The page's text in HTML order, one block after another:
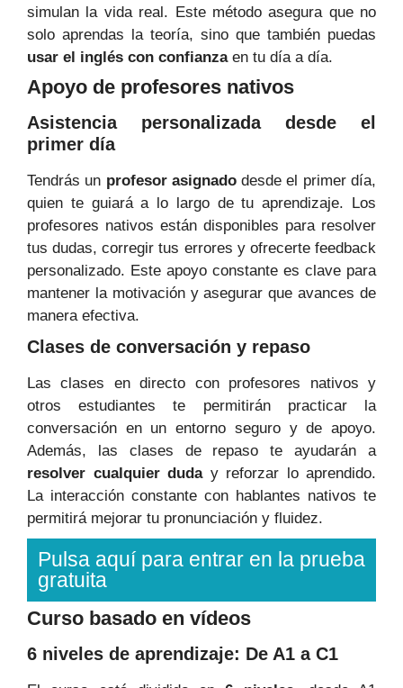
simulan la vida real. Este método asegura que no
solo aprendas la teoría, sino que también puedas
usar el inglés con confianzaen tu día a día.
Apoyo de profesores nativos
Asistencia personalizada desde el
primer día
Tendrás un profesor asignadodesde el primer día,
quien te guiará a lo largo de tu aprendizaje. Los
profesores nativos están disponibles para resolver
tus dudas, corregir tus errores y ofrecerte feedback
personalizado. Este apoyo constante es clave para
mantener la motivación y asegurar que avances de
manera efectiva.
Clases de conversación y repaso
Las clases en directo con profesores nativos y
otros estudiantes te permitirán practicar la
conversación en un entorno seguro y de apoyo.
Además, las clases de repaso te ayudarán a
resolver cualquier duday reforzar lo aprendido.
La interacción constante con hablantes nativos te
permitirá mejorar tu pronunciación y fluidez.
Pulsa aquí para entrar en la prueba
gratuita
Curso basado en vídeos
6 niveles de aprendizaje: De A1 a C1